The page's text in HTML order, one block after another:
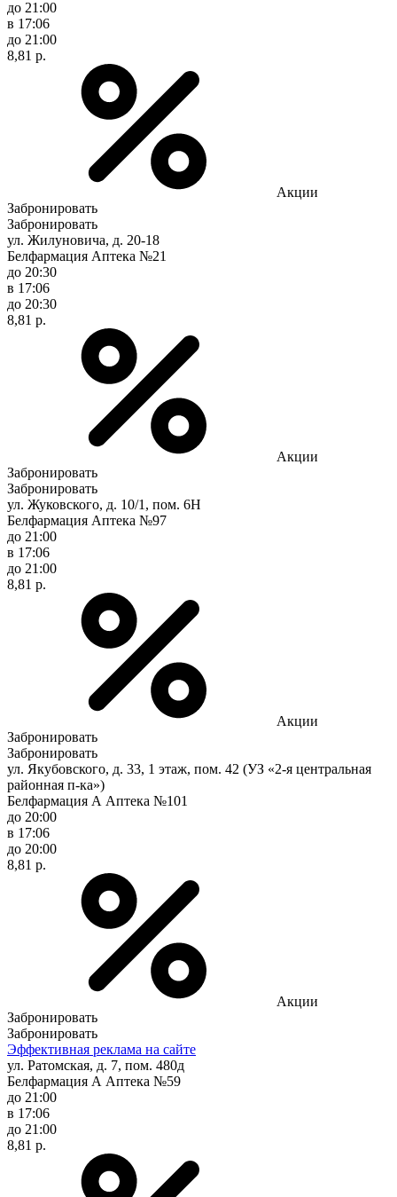
до 21:00
в 17:06
до 21:00
8,81 р.
Акции
Забронировать
Забронировать
ул. Жилуновича, д. 20-18
Белфармация Аптека №21
до 20:30
в 17:06
до 20:30
8,81 р.
Акции
Забронировать
Забронировать
ул. Жуковского, д. 10/1, пом. 6Н
Белфармация Аптека №97
до 21:00
в 17:06
до 21:00
8,81 р.
Акции
Забронировать
Забронировать
ул. Якубовского, д. 33, 1 этаж, пом. 42 (УЗ «2-я центральная
районная п-ка»)
Белфармация А Аптека №101
до 20:00
в 17:06
до 20:00
8,81 р.
Акции
Забронировать
Забронировать
Эффективная реклама на сайте
ул. Ратомская, д. 7, пом. 480д
Белфармация А Аптека №59
до 21:00
в 17:06
до 21:00
8,81 р.